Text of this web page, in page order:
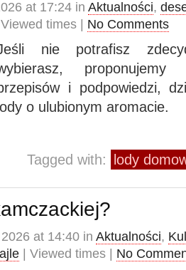
at 17:24 in Aktualności,
Viewed times | No Comments
nie potrafisz
proponujemy
i podpowiedzi,
lody o ulubionym aromacie.
Tagged with: lody
at 14:40 in Aktualności,
| Viewed times | No